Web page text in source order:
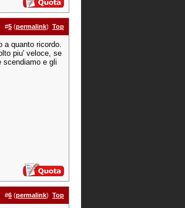
#5 (permalink) Top
a quanto ricordo.
piu' veloce, se
scendiamo e gli
#6 (permalink) Top